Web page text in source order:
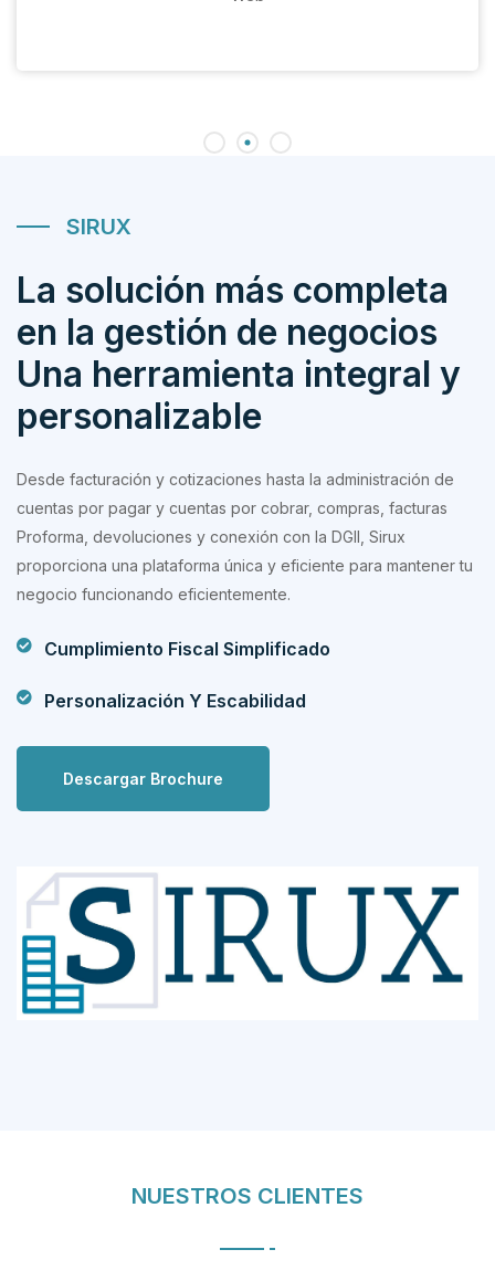
SIRUX
La solución más completa
en la gestión de negocios
Una herramienta integral y
personalizable
Desde facturación y cotizaciones hasta la administración de
cuentas por pagar y cuentas por cobrar, compras, facturas
Proforma, devoluciones y conexión con la DGII, Sirux
proporciona una plataforma única y eficiente para mantener tu
negocio funcionando eficientemente.
Cumplimiento Fiscal Simplificado
Personalización Y Escabilidad
Descargar Brochure
NUESTROS CLIENTES